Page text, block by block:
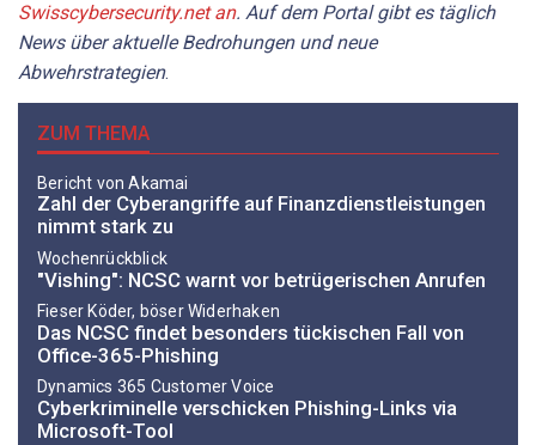
Swisscybersecurity.net an. Auf dem Portal gibt es täglich
News über aktuelle Bedrohungen und neue
Abwehrstrategien.
ZUM THEMA
Bericht von Akamai
Zahl der Cyberangriffe auf Finanzdienstleistungen
nimmt stark zu
Wochenrückblick
"Vishing": NCSC warnt vor betrügerischen Anrufen
Fieser Köder, böser Widerhaken
Das NCSC findet besonders tückischen Fall von
Office-365-Phishing
Dynamics 365 Customer Voice
Cyberkriminelle verschicken Phishing-Links via
Microsoft-Tool